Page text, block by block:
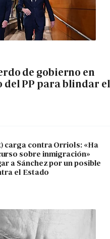
de gobierno en
PP para blindar el
carga contra Orriols: «Ha
sobre inmigración»
a Sánchez por un posible
el Estado